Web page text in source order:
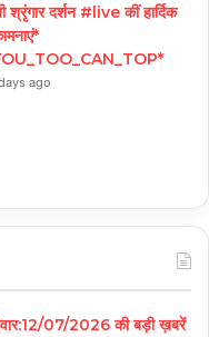
श्रृंगार दर्शन #live कीं हार्दिक
ago
07/2026 की बड़ी ख़बरें